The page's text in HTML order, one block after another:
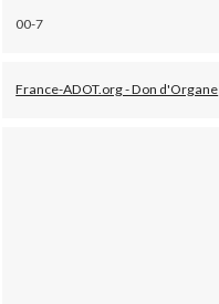
00-7
France-ADOT.org - Don d'Organe